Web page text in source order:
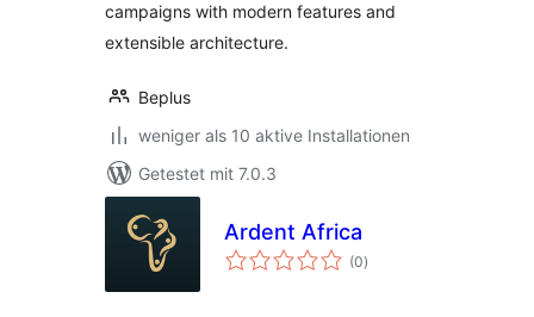
campaigns with modern features and
extensible architecture.
Beplus
weniger als 10 aktive Installationen
Getestet mit 7.0.3
Ardent Africa
(0Bewertungen
insgesamt
)